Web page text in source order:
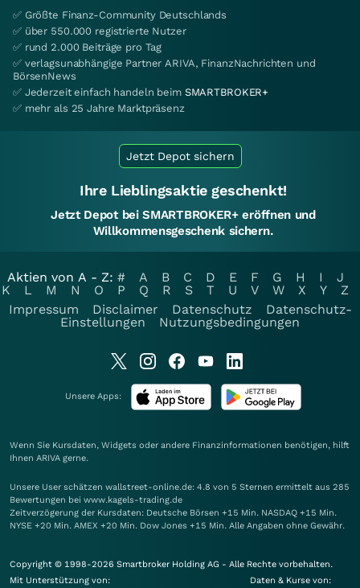
✅ Größte Finanz-Community Deutschlands
✅ über 550.000 registrierte Nutzer
✅ rund 2.000 Beiträge pro Tag
✅ verlagsunabhängige Partner ARIVA, FinanzNachrichten und
BörsenNews
✅ Jederzeit einfach handeln beim SMARTBROKER+
✅ mehr als 25 Jahre Marktpräsenz
Jetzt Depot sichern
Ihre Lieblingsaktie geschenkt!
Jetzt Depot bei SMARTBROKER+ eröffnen und
Willkommensgeschenk sichern.
Aktien von A - Z: # A B C D E F G H I
J
K
L M N O P Q R S T U V W X Y
Z
Impressum
Disclaimer Datenschutz
Datenschutz-
Einstellungen
Nutzungsbedingungen
Unsere Apps:
Wenn Sie Kursdaten, Widgets oder andere Finanzinformationen benötigen, hilft
Ihnen ARIVA gerne.
Unsere User schätzen wallstreet-online.de: 4.8 von 5 Sternen ermittelt aus 285
Bewertungen bei www.kagels-trading.de
Zeitverzögerung der Kursdaten: Deutsche Börsen +15 Min. NASDAQ +15 Min.
NYSE +20 Min. AMEX +20 Min. Dow Jones +15 Min. Alle Angaben ohne Gewähr.
Copyright © 1998-2026 Smartbroker Holding AG - Alle Rechte vorbehalten.
Mit Unterstützung von:
Daten & Kurse von: